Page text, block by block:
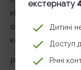
екстернату
Дитині
Доступ
Річні
кіномеханіки
обслуговування
компанії з
Рівень заробітку